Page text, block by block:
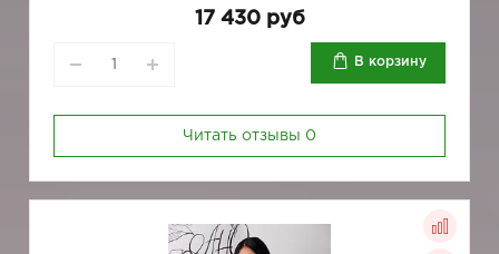
17 430 руб
В корзину
Читать отзывы 0